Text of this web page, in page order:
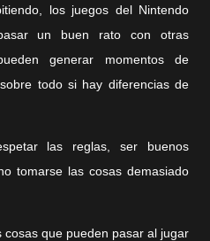
los juegos del Nintendo
un buen rato con otras
generar momentos de
todo si hay diferencias de
las reglas, ser buenos
tomarse las cosas demasiado
cosas que pueden pasar al jugar